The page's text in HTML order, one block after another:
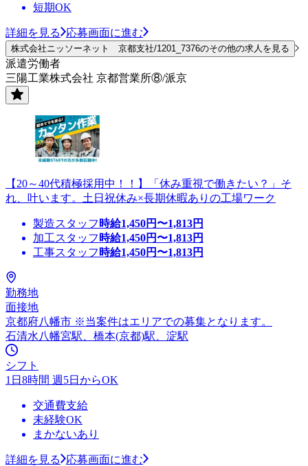
短期OK
詳細を見る 応募画面に進む
株式会社ニッソーネット 京都支社/1201_7376のその他の求人を見る
派遣労働者
三陽工業株式会社 京都営業所⑧/派京
【20～40代積極採用中！！】「休み重視で働きたい？」そ
れ、叶います。土日祝休み×長期休暇ありの工場ワーク
製造スタッフ 時給1,450円〜1,813円
加工スタッフ 時給1,450円〜1,813円
工事スタッフ 時給1,450円〜1,813円
勤務地
面接地
京都府八幡市 ※当案件はエリアでの募集となります。
石清水八幡宮駅、橋本(京都)駅、淀駅
シフト
1日8時間 週5日からOK
交通費支給
未経験OK
まかないあり
詳細を見る
応募画面に進む